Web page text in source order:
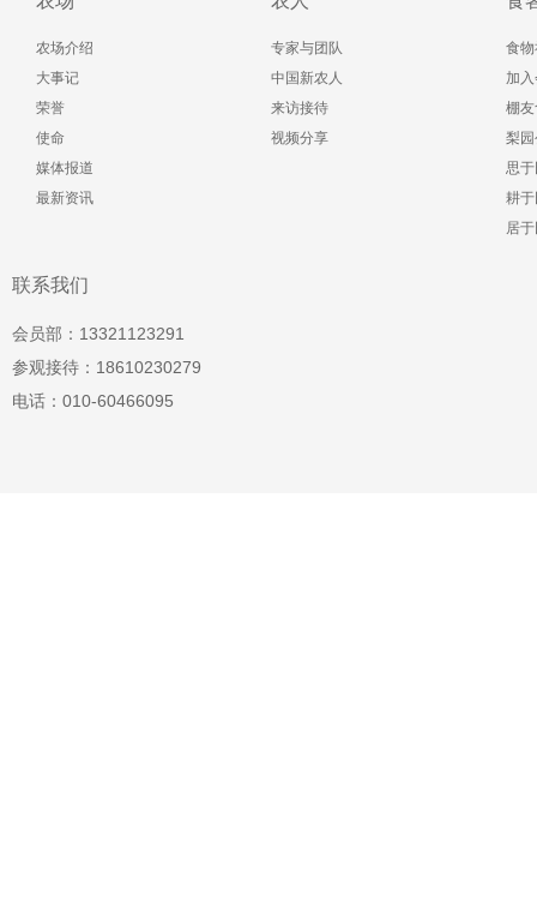
农场介绍
大事记
荣誉
使命
媒体报道
最新资讯
专家与团队
中国新农人
来访接待
视频分享
食
加
棚
梨
思
耕
居
联系我们
会员部：13321123291
参观接待：18610230279
电话：010-60466095